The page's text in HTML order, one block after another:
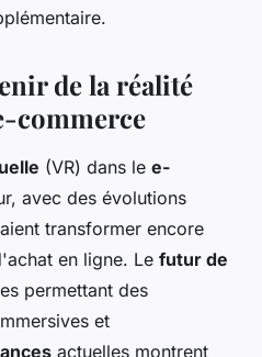
de la réalité
commerce
(VR) dans le e-
avec des évolutions
transformer encore
en ligne. Le futur de
permettant des
et
actuelles montrent